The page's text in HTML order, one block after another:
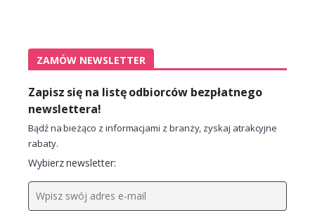
ZAMÓW NEWSLETTER
Zapisz się na listę odbiorców bezpłatnego
newslettera!
Bądź na bieżąco z informacjami z branży, zyskaj atrakcyjne
rabaty.
Wybierz newsletter: